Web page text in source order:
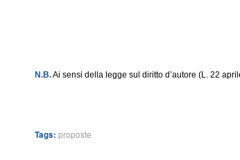
N.B.Ai sensi della legge sul diritto d’autore (L. 22
Tags: proposte